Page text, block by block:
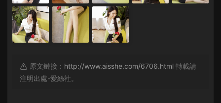
原文鏈接： http://www.aisshe.com/6706.html 轉載請
注明出處-愛絲社。